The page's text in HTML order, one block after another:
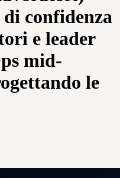
confidenza
e leader
mid-
le